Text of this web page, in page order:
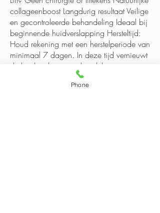
collageenboost Langdurig resultaat Veilige
en gecontroleerde behandeling Ideaal bij
beginnende huidverslapping Hersteltijd:
Houd rekening met een herstelperiode van
minimaal 7 dagen. In deze tijd vernieuwt
de huid zich en wordt zichtbaar steviger
en strakker. Kies voor een natuurlijk gelifte
look, zonder ingrijpende ingreep. Boek
Phone